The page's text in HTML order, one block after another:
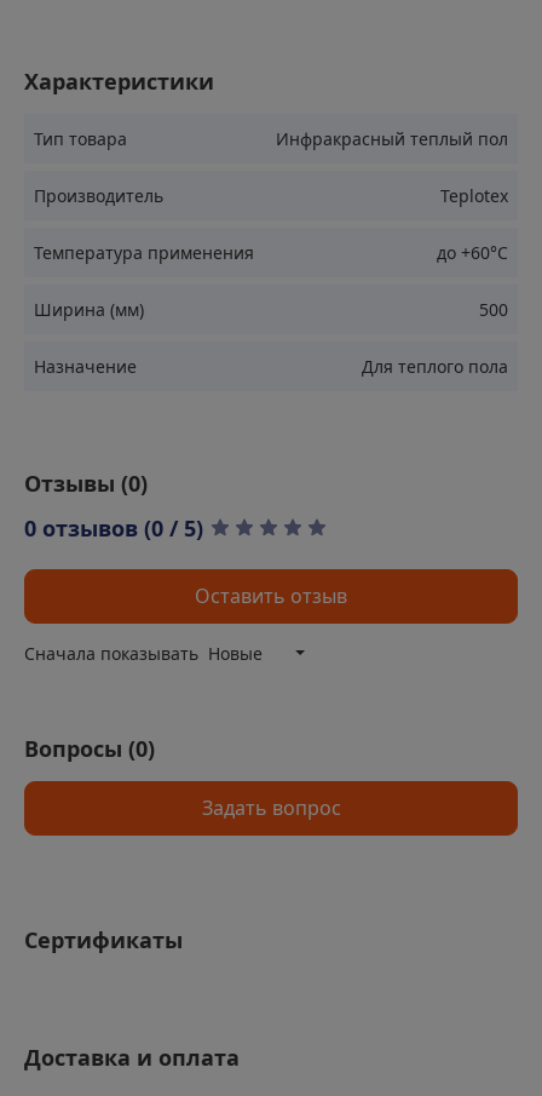
идеальным выбором для любого помещения.
Применение
Кухни
Ванные комнаты
Преимущества
Минимальная толщина позволяет уложить систему
Равномерный прогрев поверхности
Экологическая безопасность использования
Возможность регулировки температуры
Характеристики
Тип товара Инфракрасный теплый пол
Производитель Teplotex
Температура применения до +60°С
Ширина (мм) 500
Назначение Для теплого пола
Отзывы (0)
0 отзывов (0 / 5)
Оставить отзыв
Сначала показывать Новые
Вопросы (0)
Задать вопрос
Сертификаты
Доставка и оплата